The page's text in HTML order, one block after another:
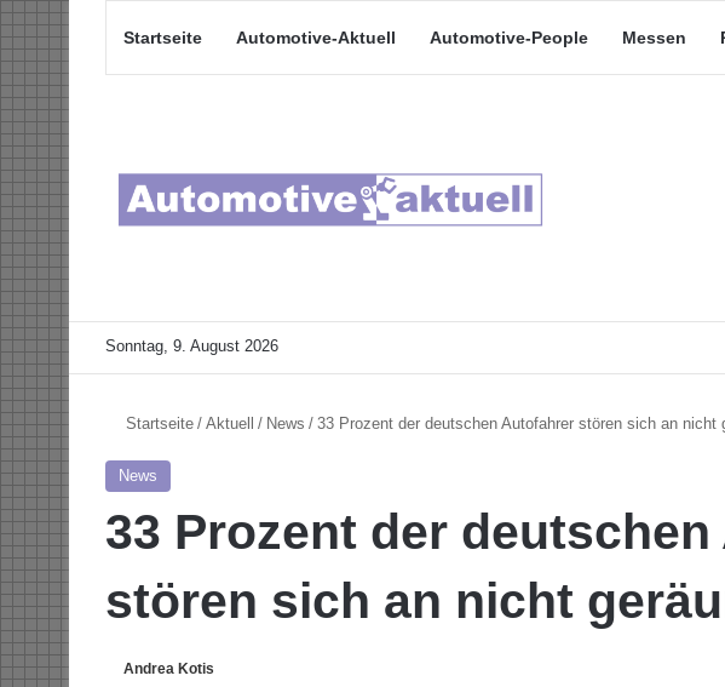
Startseite Automotive-Aktuell Automotive-People Messen
Sonntag, 9. August 2026
Startseite / Aktuell / News / 33 Prozent der deutschen Autofahrer stören sich an nicht
News
33 Prozent der
stören sich an nicht
Andrea Kotis